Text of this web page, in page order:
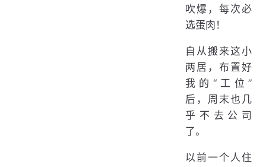
吹爆，每次必
选蛋肉！
自从搬来这小
两居，布置好
我的“工位”
后，周末也几
乎不去公司
了。
以前一个人住